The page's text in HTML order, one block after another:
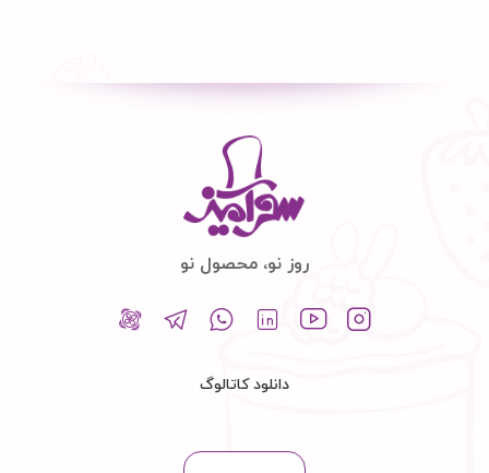
روز نو، محصول نو
دانلود کاتالوگ